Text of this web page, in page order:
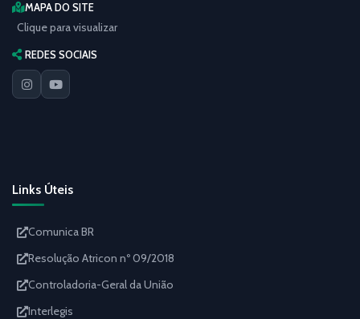
MAPA DO SITE
Clique para visualizar
REDES SOCIAIS
Links Úteis
Comunica BR
Resolução Atricon nº 09/2018
Controladoria-Geral da União
Interlegis